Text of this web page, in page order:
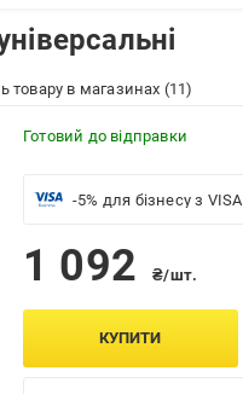
товару в магазинах (11)
Готовий до відправки
-5% для бізнесу з VISA
1 092 ₴/шт.
КУПИТИ